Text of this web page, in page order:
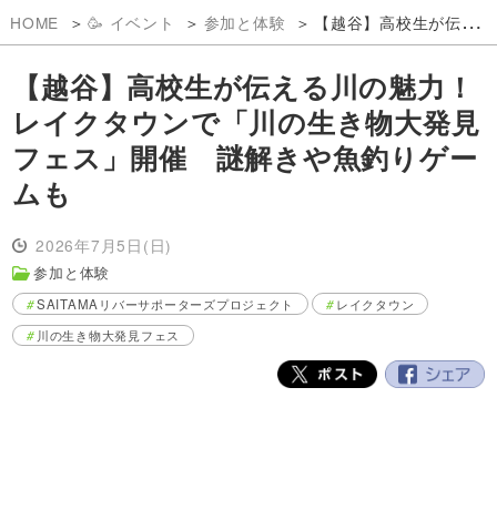
HOME 🥳 イベント 参加と体験 【越谷】高校生が伝える川の魅力！レイクタウンで「川の生き物大発見フェス」開催 謎解きや魚釣りゲームも
【越谷】高校生が伝える川の魅力！
レイクタウンで「川の生き物大発見
フェス」開催 謎解きや魚釣りゲー
ムも
2026年7月5日(日)
参加と体験
SAITAMAリバーサポーターズプロジェクト
レイクタウン
川の生き物大発見フェス